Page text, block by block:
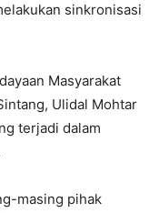
sinkronisasi
Masyarakat
Ulidal Mohtar
terjadi dalam
masing pihak